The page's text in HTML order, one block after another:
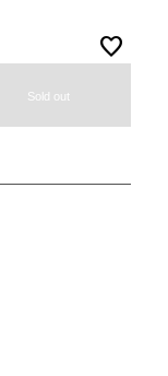
favorite
Sold out